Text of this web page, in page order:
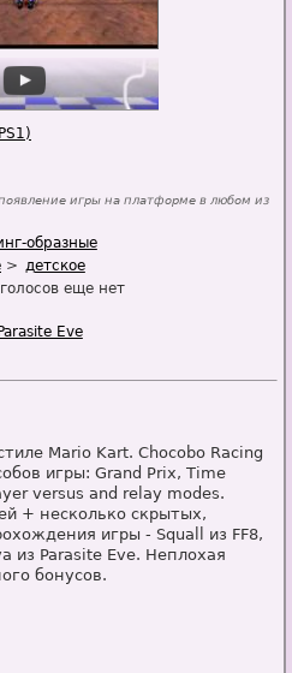
игры на платформе в любом из
образные
детское
голосов еще нет
Parasite Eve
Mario Kart. Chocobo Racing
игры: Grand Prix, Time
versus and relay modes.
+ несколько скрытых,
игры - Squall из FF8,
из Parasite Eve. Неплохая
бонусов.